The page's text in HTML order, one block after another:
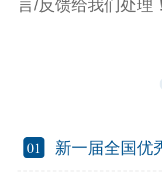
言/反馈给我们处理！
01 新一届全国优秀